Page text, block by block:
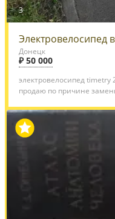
3
Электровелосипед
Донецк
₽ 50 000
электровелосипед
продаю по причине